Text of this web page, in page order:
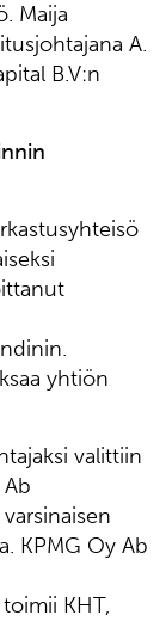
Maija
A.
B.V:n
yhtiön
valittiin
KPMG Oy Ab
KHT,